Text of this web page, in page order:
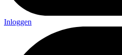
Inloggen